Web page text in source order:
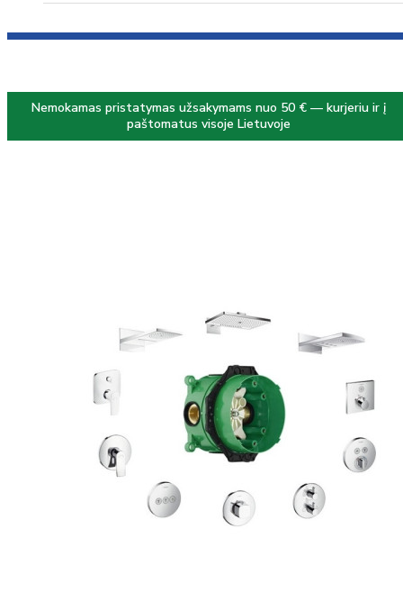
Nemokamas pristatymas užsakymams nuo 50 € — kurjeriu ir į
paštomatus visoje Lietuvoje